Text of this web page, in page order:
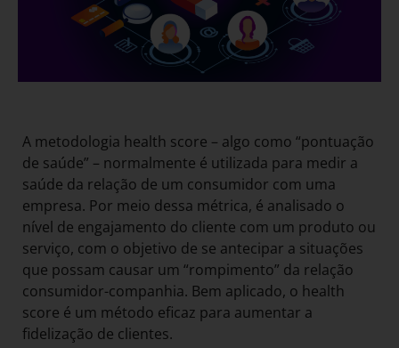
A metodologia health score – algo como “pontuação
de saúde” – normalmente é utilizada para medir a
saúde da relação de um consumidor com uma
empresa. Por meio dessa métrica, é analisado o
nível de engajamento do cliente com um produto ou
serviço, com o objetivo de se antecipar a situações
que possam causar um “rompimento” da relação
consumidor-companhia. Bem aplicado, o health
score é um método eficaz para aumentar a
fidelização de clientes.